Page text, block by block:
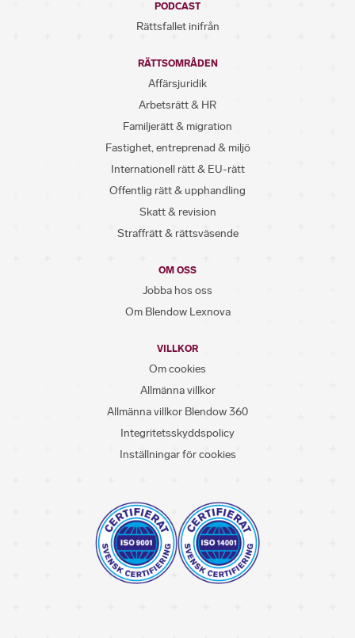
PODCAST
Rättsfallet inifrån
RÄTTSOMRÅDEN
Affärsjuridik
Arbetsrätt & HR
Familjerätt & migration
Fastighet, entreprenad & miljö
Internationell rätt & EU-rätt
Offentlig rätt & upphandling
Skatt & revision
Straffrätt & rättsväsende
OM OSS
Jobba hos oss
Om Blendow Lexnova
VILLKOR
Om cookies
Allmänna villkor
Allmänna villkor Blendow 360
Integritetsskyddspolicy
Inställningar för cookies